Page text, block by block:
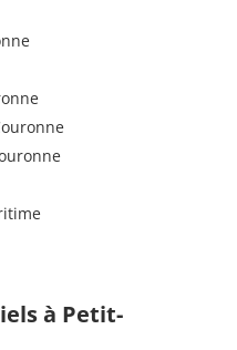
à Petit-